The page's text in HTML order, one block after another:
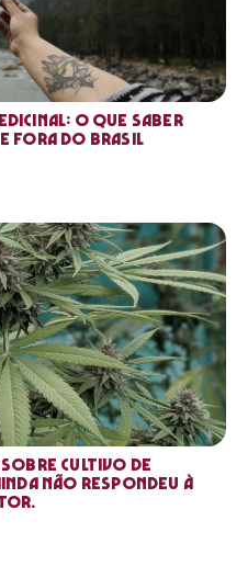
o que saber
fora do Brasil
cultivo de
não respondeu à